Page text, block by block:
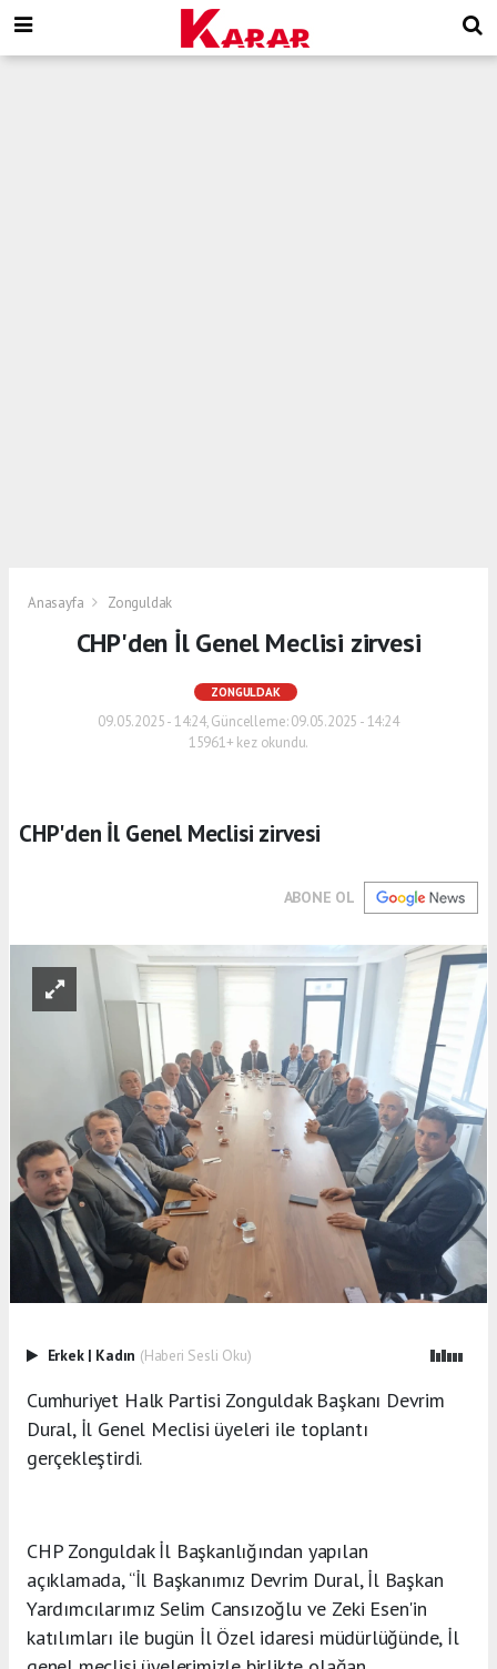
Anasayfa Zonguldak
CHP'den İl Genel Meclisi zirvesi
ZONGULDAK
09.05.2025 - 14:24, Güncelleme: 09.05.2025 - 14:24
15961+ kez okundu.
CHP'den İl Genel Meclisi zirvesi
ABONE OL
Erkek | Kadın (Haberi Sesli Oku)
Cumhuriyet Halk Partisi Zonguldak Başkanı Devrim
Dural, İl Genel Meclisi üyeleri ile toplantı
gerçekleştirdi.
CHP Zonguldak İl Başkanlığından yapılan
açıklamada, “İl Başkanımız Devrim Dural, İl Başkan
Yardımcılarımız Selim Cansızoğlu ve Zeki Esen'in
katılımları ile bugün İl Özel idaresi müdürlüğünde, İl